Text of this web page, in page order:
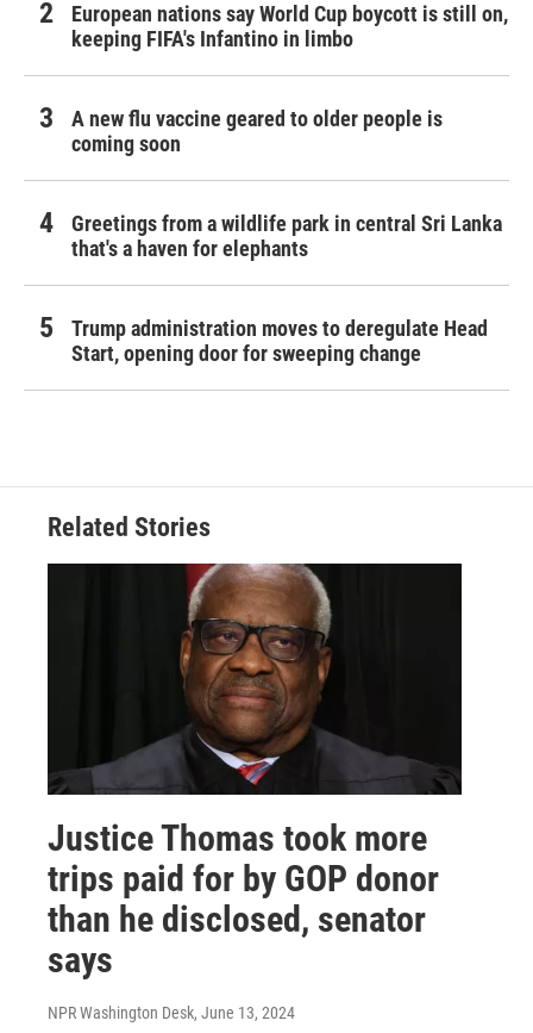
European nations say World Cup boycott is still on,
keeping FIFA's Infantino in limbo
A new flu vaccine geared to older people is
coming soon
Greetings from a wildlife park in central Sri Lanka
that's a haven for elephants
Trump administration moves to deregulate Head
Start, opening door for sweeping change
Related Stories
Justice Thomas took more
trips paid for by GOP donor
than he disclosed, senator
says
NPR Washington Desk, June 13, 2024